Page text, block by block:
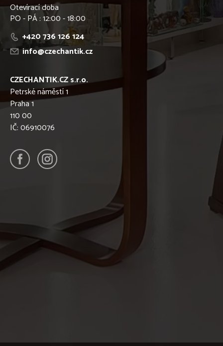
Otevírací doba
PO - PÁ : 12:00 - 18:00
+420 736 126 124
info@czechantik.cz
CZECHANTIK.CZ s.r.o.
Petrské náměstí 1
Praha 1
110 00
IČ: 06910076